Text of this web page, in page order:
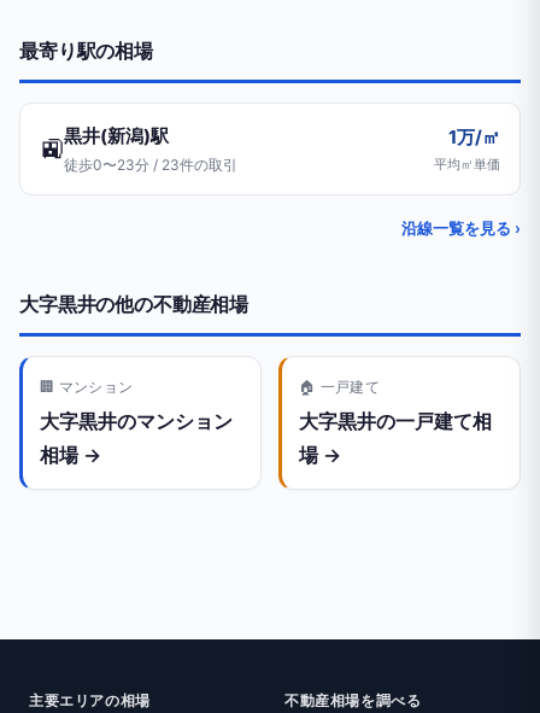
最寄り駅の相場
🚉黒井(新潟)駅
徒歩0〜23分 / 23件の取引
1万/㎡
平均㎡単価
沿線一覧を見る ›
大字黒井の他の不動産相場
🏢 マンション
大字黒井のマンション
相場 →
🏠 一戸建て
大字黒井の一戸建て相
場 →
主要エリアの相場 不動産相場を調べる